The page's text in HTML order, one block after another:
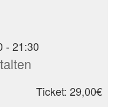
- 21:30
Ticket: 29,00€